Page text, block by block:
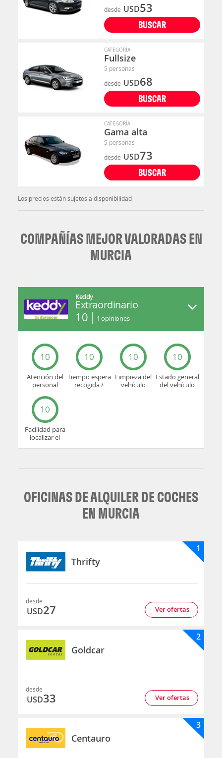
desde USD53
BUSCAR
CATEGORÍA
Fullsize
5 personas
desde USD68
BUSCAR
CATEGORÍA
Gama alta
5 personas
desde USD73
BUSCAR
Los precios están sujetos a disponibilidad
COMPAÑÍAS MEJOR VALORADAS EN
MURCIA
Keddy
Extraordinario
10 1 opiniones
10
Atención del
personal
10
Tiempo espera
recogida /
10
Limpieza del
vehículo
10
Estado general
del vehículo
10
Facilidad para
localizar el
OFICINAS DE ALQUILER DE COCHES
EN MURCIA
Thrifty
1
desde
USD27 Ver ofertas
Goldcar
2
desde
USD33 Ver ofertas
Centauro
3